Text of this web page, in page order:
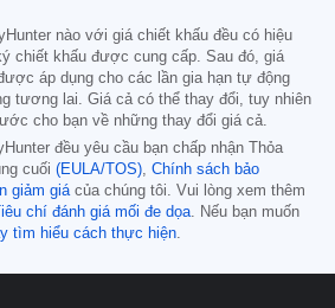
nào với giá chiết khấu đều có hiệu
chiết khấu được cung cấp. Sau đó, giá
áp dụng cho các lần gia hạn tự động
tương lai. Giá cả có thể thay đổi, tuy nhiên
cho bạn về những thay đổi giá cả.
đều yêu cầu bạn chấp nhận Thỏa
cuối (EULA/TOS), Chính sách bảo
giảm giácủa chúng tôi. Vui lòng xem thêm
Tiêu chí đánh giá mối đe dọa. Nếu bạn muốn
tìm hiểu cách thực hiện.